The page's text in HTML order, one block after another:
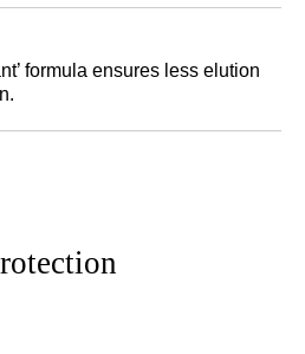
formula ensures less elution